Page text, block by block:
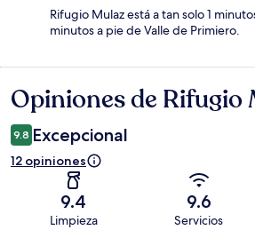
Rifugio Mulaz está a tan solo 1
minutos a pie de Valle de Primiero.
Opiniones
Opiniones de Rifugio
9.8 Excepcional
12 opiniones
9.4
Limpieza
9.6
Servicios